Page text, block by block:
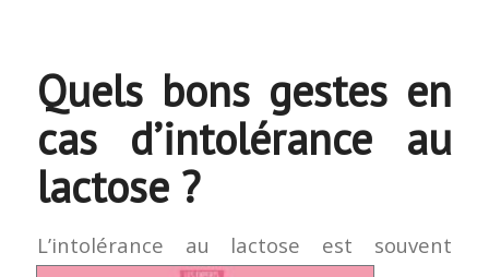
Quels bons gestes en
cas d’intolérance au
lactose ?
L’intolérance au lactose est souvent